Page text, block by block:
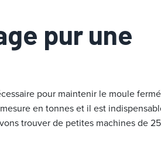
pur une
pour maintenir le moule fermé
en tonnes et il est
trouver de petites machines de